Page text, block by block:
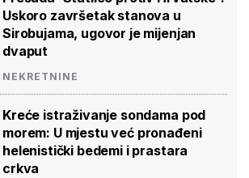
Uskoro završetak stanova u
Sirobujama, ugovor je mijenjan
dvaput
NEKRETNINE
Kreće istraživanje sondama pod
morem: U mjestu već pronađeni
helenistički bedemi i prastara
crkva